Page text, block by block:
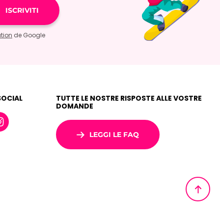
de Google
TUTTE LE NOSTRE RISPOSTE ALLE VOSTRE
DOMANDE
LEGGI LE FAQ